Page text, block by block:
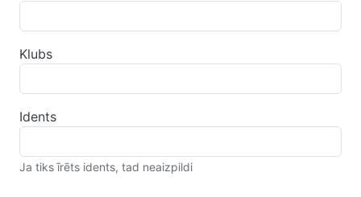
Klubs
Idents
Ja tiks īrēts idents, tad neaizpildi